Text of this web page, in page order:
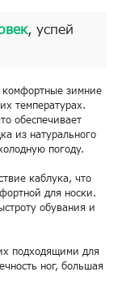
, успей
зимние
температурах.
обеспечивает
из натурального
погоду.
каблука, что
для носки.
обувания и
подходящими для
ног, большая